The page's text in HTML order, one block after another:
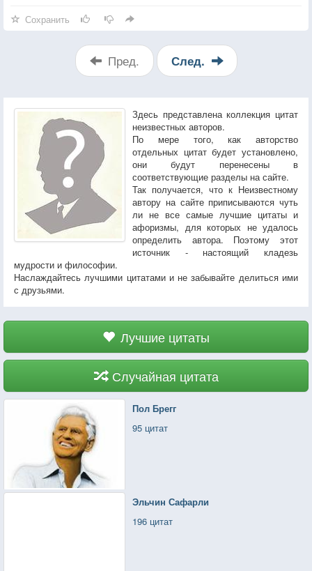
Сохранить
Пред. След.
Здесь представлена коллекция цитат
неизвестных авторов.
По мере того, как авторство
отдельных цитат будет установлено,
они будут перенесены в
соответствующие разделы на сайте.
Так получается, что к Неизвестному
автору на сайте приписываются чуть
ли не все самые лучшие цитаты и
афоризмы, для которых не удалось
определить автора. Поэтому этот
источник - настоящий кладезь
мудрости и философии.
Наслаждайтесь лучшими цитатами и не забывайте делиться ими
с друзьями.
Лучшие цитаты
Случайная цитата
Пол Брегг
95 цитат
Эльчин Сафарли
196 цитат